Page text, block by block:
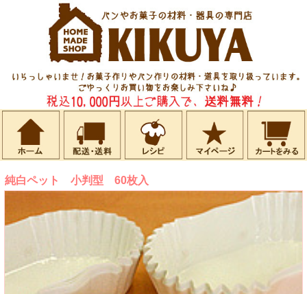
純白ペット 小判型 60枚入